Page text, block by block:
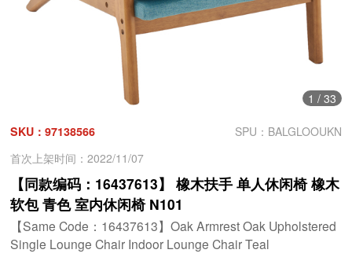
1 / 33
SKU：97138566
SPU：BALGLOOUKN
首次上架时间：2022/11/07
【同款编码：16437613】 橡木扶手 单人休闲椅 橡木
软包 青色 室内休闲椅 N101
【Same Code：16437613】Oak Armrest Oak Upholstered
Single Lounge Chair Indoor Lounge Chair Teal